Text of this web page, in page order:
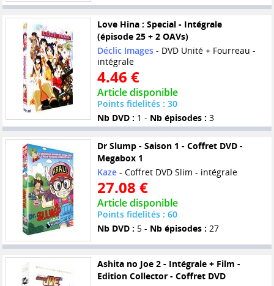
Love Hina : Special - Intégrale
(épisode 25 + 2 OAVs)
Déclic Images- DVD Unité + Fourreau -
intégrale
4.46 €
Article disponible
Points fidelités : 30
Nb DVD : 1 - Nb épisodes : 3
Dr Slump - Saison 1 - Coffret DVD -
Megabox 1
Kaze- Coffret DVD Slim - intégrale
27.08 €
Article disponible
Points fidelités : 60
Nb DVD : 5 - Nb épisodes : 27
Ashita no Joe 2 - Intégrale + Film -
Edition Collector - Coffret DVD